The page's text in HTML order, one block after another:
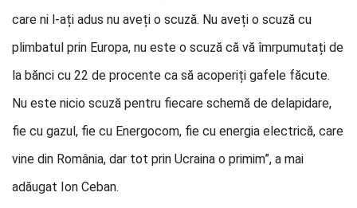
care ni l-ați adus nu aveți o scuză. Nu aveți o scuză cu
plimbatul prin Europa, nu este o scuză că vă îmrpumutați de
la bănci cu 22 de procente ca să acoperiți gafele făcute.
Nu este nicio scuză pentru fiecare schemă de delapidare,
fie cu gazul, fie cu Energocom, fie cu energia electrică, care
vine din România, dar tot prin Ucraina o primim”, a mai
adăugat Ion Ceban.